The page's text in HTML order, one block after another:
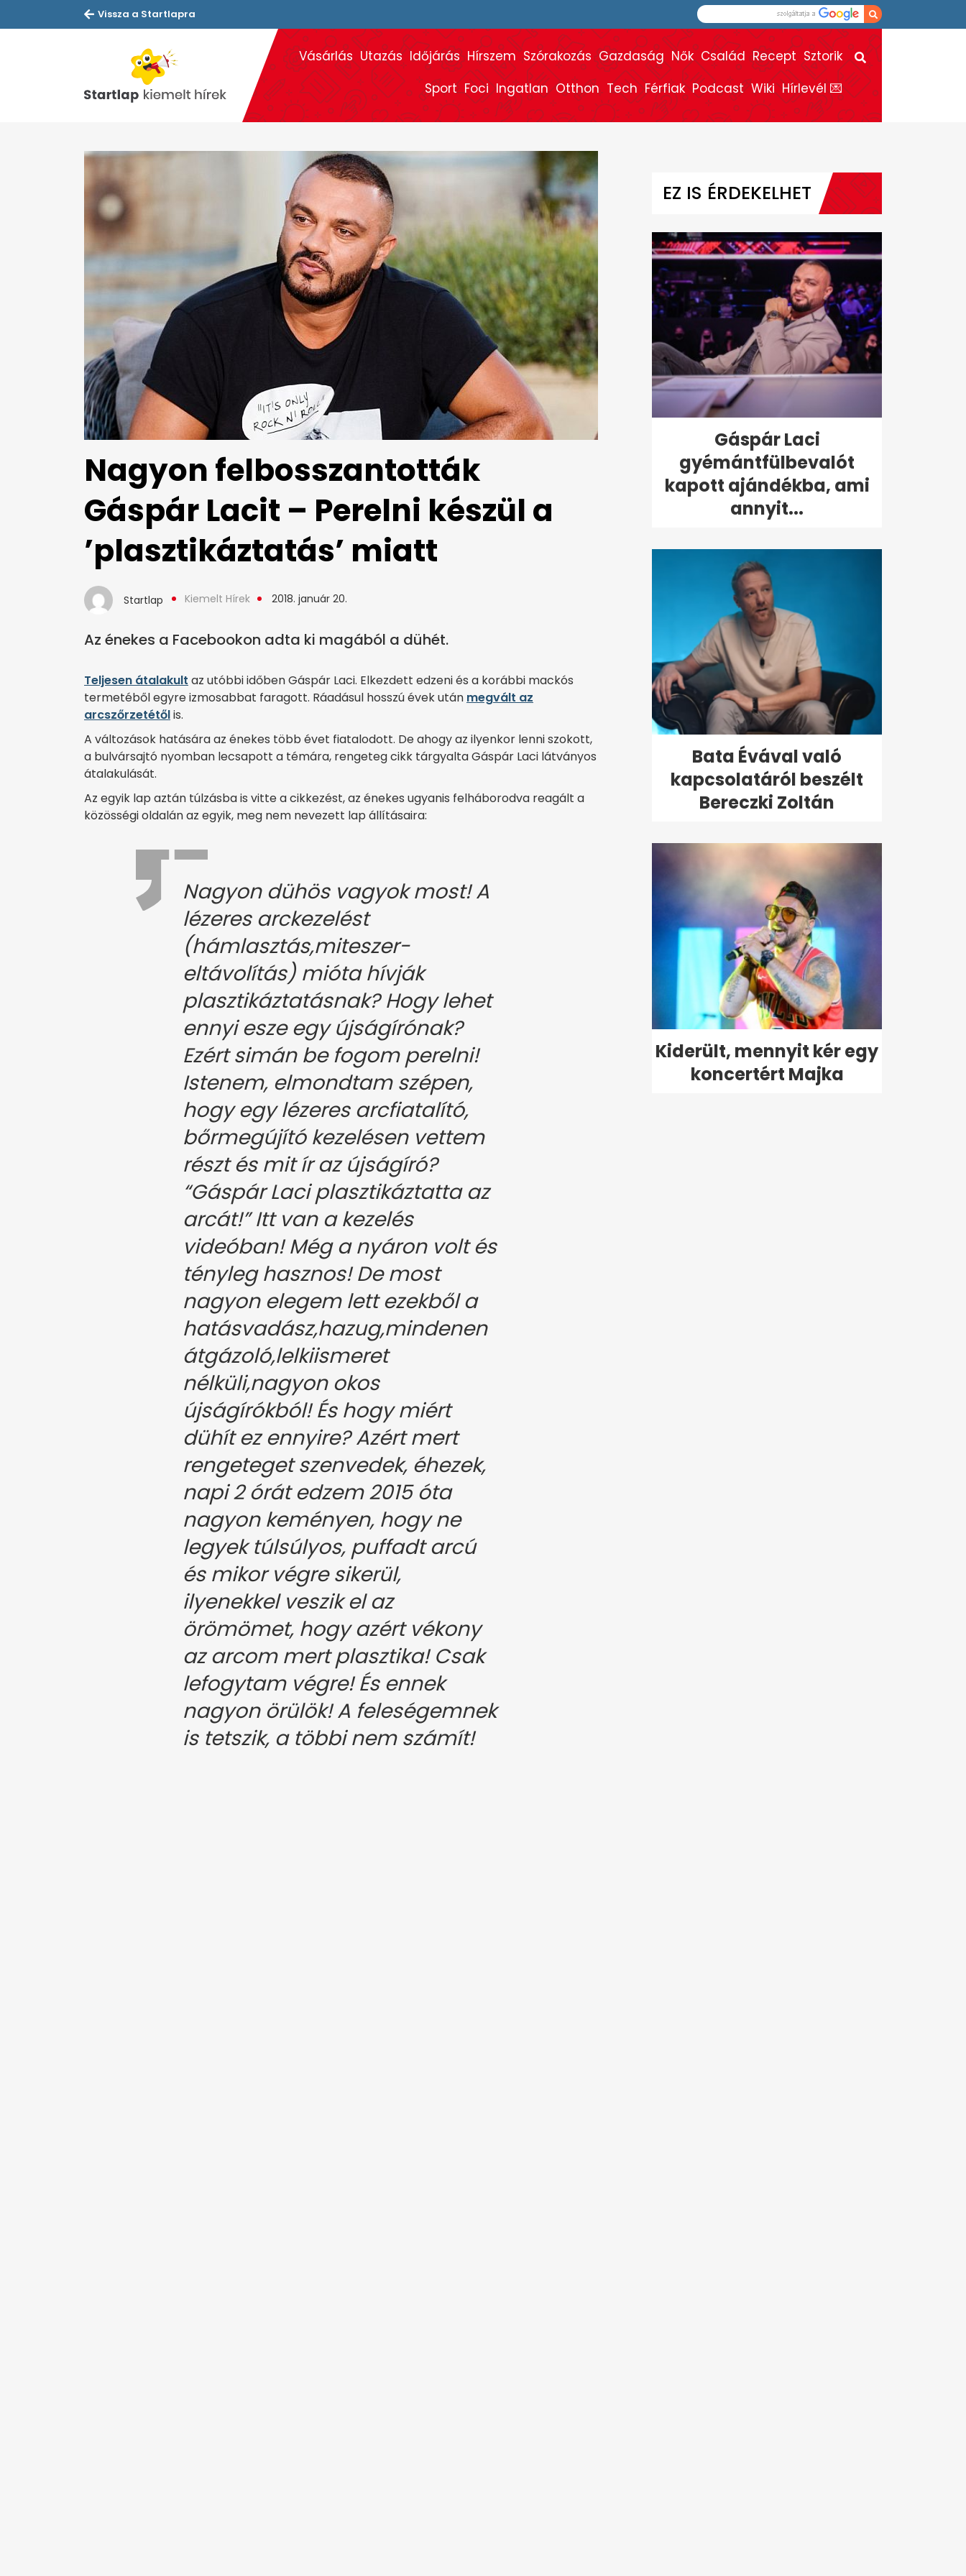
Vissza a Startlapra
Vásárlás Utazás Időjárás Hírszem Szórakozás Gazdaság Nők Család Recept Sztorik
Sport Foci Ingatlan Otthon Tech Férfiak Podcast Wiki Hírlevél 💌
Nagyon felbosszantották
Gáspár Lacit – Perelni készül a
’plasztikáztatás’ miatt
Startlap Kiemelt Hírek 2018. január 20.
Az énekes a Facebookon adta ki magából a dühét.
Teljesen átalakult az utóbbi időben Gáspár Laci. Elkezdett edzeni és a korábbi mackós
termetéből egyre izmosabbat faragott. Ráadásul hosszú évek után megvált az
arcszőrzetétőlis.
A változások hatására az énekes több évet fiatalodott. De ahogy az ilyenkor lenni szokott,
a bulvársajtó nyomban lecsapott a témára, rengeteg cikk tárgyalta Gáspár Laci látványos
átalakulását.
Az egyik lap aztán túlzásba is vitte a cikkezést, az énekes ugyanis felháborodva reagált a
közösségi oldalán az egyik, meg nem nevezett lap állításaira:
Nagyon dühös vagyok most! A
lézeres arckezelést
(hámlasztás,miteszer-
eltávolítás) mióta hívják
plasztikáztatásnak? Hogy lehet
ennyi esze egy újságírónak?
Ezért simán be fogom perelni!
Istenem, elmondtam szépen,
hogy egy lézeres arcfiatalító,
bőrmegújító kezelésen vettem
részt és mit ír az újságíró?
“Gáspár Laci plasztikáztatta az
arcát!” Itt van a kezelés
videóban! Még a nyáron volt és
tényleg hasznos! De most
nagyon elegem lett ezekből a
hatásvadász,hazug,mindenen
átgázoló,lelkiismeret
nélküli,nagyon okos
újságírókból! És hogy miért
dühít ez ennyire? Azért mert
rengeteget szenvedek, éhezek,
napi 2 órát edzem 2015 óta
nagyon keményen, hogy ne
legyek túlsúlyos, puffadt arcú
és mikor végre sikerül,
ilyenekkel veszik el az
örömömet, hogy azért vékony
az arcom mert plasztika! Csak
lefogytam végre! És ennek
nagyon örülök! A feleségemnek
is tetszik, a többi nem számít!
EZ IS ÉRDEKELHET
Gáspár Laci
gyémántfülbevalót
kapott ajándékba, ami
annyit...
Bata Évával való
kapcsolatáról beszélt
Bereczki Zoltán
Kiderült, mennyit kér egy
koncertért Majka